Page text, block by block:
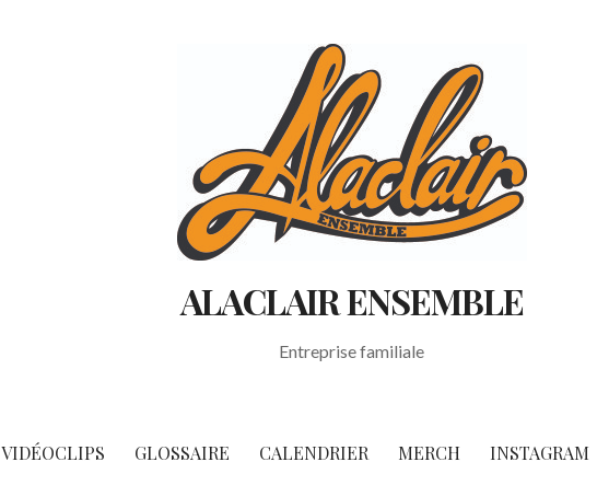
ALACLAIR ENSEMBLE
Entreprise familiale
VIDÉOCLIPS GLOSSAIRE CALENDRIER MERCH INSTAGRAM